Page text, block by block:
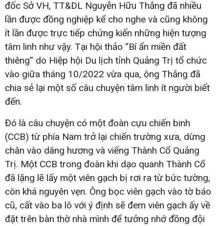
đốc Sở VH, TT&DL Nguyễn Hữu Thắng đã nhiều
lần được đồng nghiệp kể cho nghe và cũng không
ít lần được trực tiếp chứng kiến những hiện tượng
tâm linh như vậy. Tại hội thảo “Bí ẩn miền đất
thiêng” do Hiệp hội Du lịch tỉnh Quảng Trị tổ chức
vào giữa tháng 10/2022 vừa qua, ông Thắng đã
chia sẻ lại một số câu chuyện tâm linh ít người biết
đến.
Đó là câu chuyện có một đoàn cựu chiến binh
(CCB) từ phía Nam trở lại chiến trường xưa, dừng
chân vào dâng hương và viếng Thành Cổ Quảng
Trị. Một CCB trong đoàn khi dạo quanh Thành Cổ
đã lặng lẽ lấy một viên gạch bị rơi ra từ bức tường,
còn khá nguyên vẹn. Ông bọc viên gạch vào tờ báo
cũ, cất vào ba lô với ý định sẽ đem viên gạch ấy về
đặt trên bàn thờ nhà mình để tưởng nhớ đồng đội